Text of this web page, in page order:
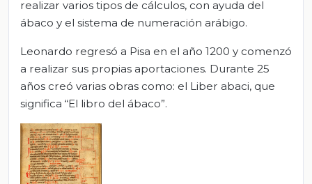
realizar varios tipos de cálculos, con ayuda del
ábaco y el sistema de numeración arábigo.
Leonardo regresó a Pisa en el año 1200 y comenzó
a realizar sus propias aportaciones. Durante 25
años creó varias obras como: el Liber abaci, que
significa “El libro del ábaco”.